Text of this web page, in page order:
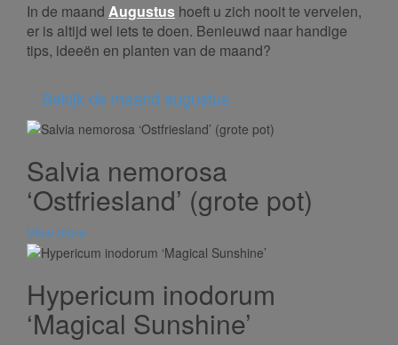
In de maand Augustus hoeft u zich nooit te vervelen,
er is altijd wel iets te doen. Benieuwd naar handige
tips, ideeën en planten van de maand?
Bekijk de maand augustus
Salvia nemorosa
‘Ostfriesland’ (grote pot)
View more
Hypericum inodorum
‘Magical Sunshine’